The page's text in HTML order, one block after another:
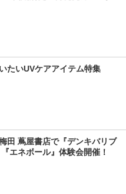
たいUVケアアイテム特集
田 蔦屋書店で『デンキバリブ
エネボール』体験会開催！